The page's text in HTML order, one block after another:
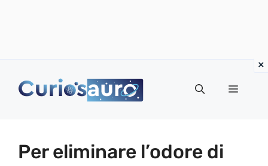
Menu
Per eliminare l’odore di